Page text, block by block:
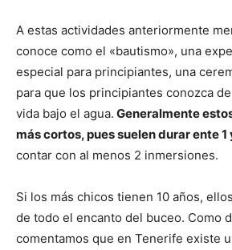
A estas actividades anteriormente
conoce como el «bautismo», una
especial para principiantes, una
para que los principiantes conozca
vida bajo el agua. Generalmente
más cortos, pues suelen durar ente 1
contar con al menos 2 inmersiones.
Si los más chicos tienen 10 años,
de todo el encanto del buceo. Como
comentamos que en Tenerife existe